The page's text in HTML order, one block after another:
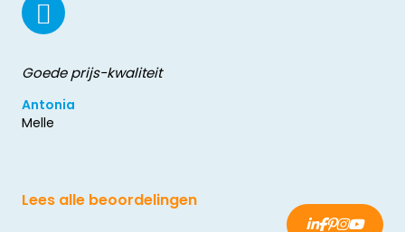
Goede prijs-kwaliteit
Antonia
Melle
Lees alle beoordelingen